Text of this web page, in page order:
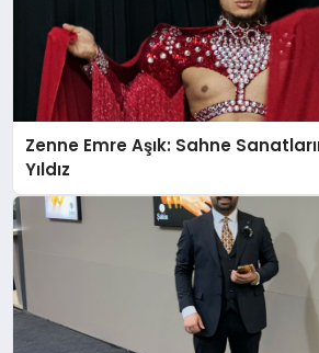
Zenne Emre Aşık: Sahne
Yıldız